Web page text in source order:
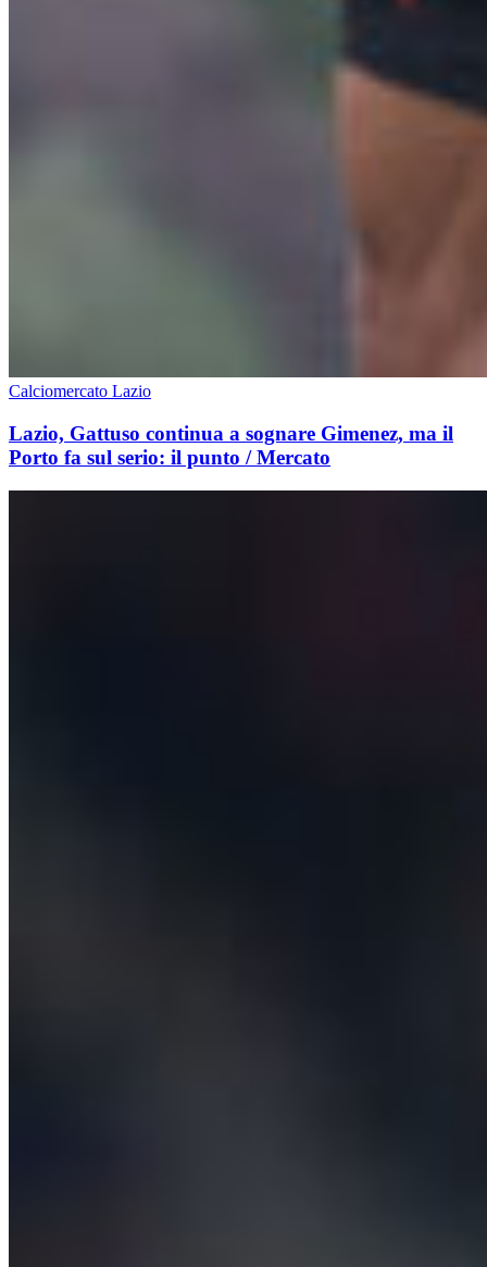
Calciomercato Lazio
Lazio, Gattuso continua a sognare Gimenez, ma il
Porto fa sul serio: il punto / Mercato